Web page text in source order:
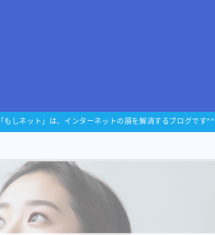
「もしネット」は、インターネットの損を解消するブログです^^